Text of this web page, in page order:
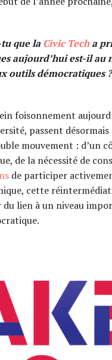
que la Civic Techa
aujourd’hui est-il au
outils démocratiques
foisonnement
passent
mouvement : d’un
de la nécessité de
de participer
cette
lien à un niveau